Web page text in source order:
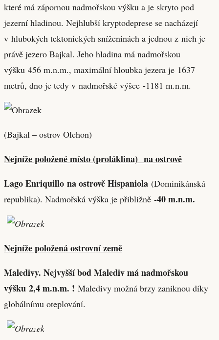
které má zápornou nadmořskou výšku a je skryto pod
jezerní hladinou. Nejhlubší kryptodeprese se nacházejí
v hlubokých tektonických sníženinách a jednou z nich je
právě jezero Bajkal. Jeho hladina má nadmořskou
výšku 456 m.n.m., maximální hloubka jezera je 1637
metrů, dno je tedy v nadmořské výšce -1181 m.n.m.
(Bajkal – ostrov Olchon)
Nejníže položené místo (proláklina) na ostrově
Lago Enriquillo na ostrově Hispaniola (Dominikánská
republika). Nadmořská výška je přibližně -40 m.n.m.
Nejníže položená ostrovní země
Maledivy. Nejvyšší bod Malediv má nadmořskou
výšku 2,4 m.n.m. ! Maledivy možná brzy zaniknou díky
globálnímu oteplování.